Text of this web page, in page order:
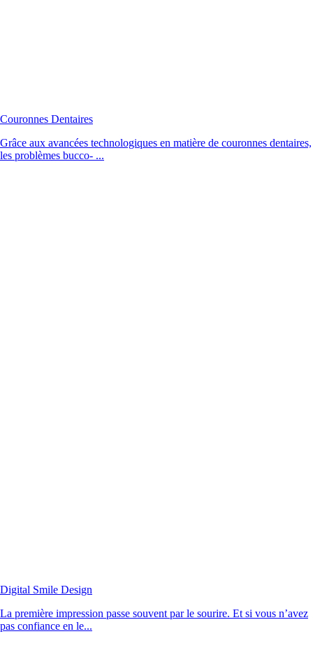
Couronnes Dentaires
Grâce aux avancées technologiques en matière de couronnes dentaires,
les problèmes bucco- ...
Digital Smile Design
La première impression passe souvent par le sourire. Et si vous n’avez
pas confiance en le...